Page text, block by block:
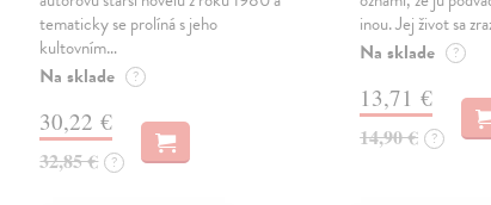
tematicky se prolíná s jeho
kultovním…
Na sklade ?
30,22 €
32,85 € ?
inou. Jej život sa
Na sklade ?
13,71 €
14,90 € ?